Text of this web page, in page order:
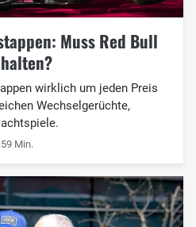
Muss Red Bull
wirklich um jeden Preis
Wechselgerüchte,
Min.